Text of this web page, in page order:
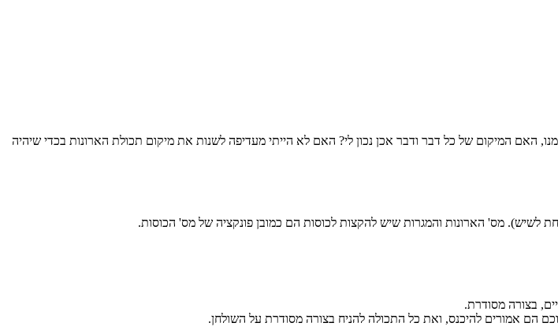
המיקום של כל דבר ודבר אכן נכון לי? האם לא הייתי מעדיפה לשנות את מיקום תכולת הארונות בכדי שיהיה
לשיש). מס' הארונות והמגרות שיש להקצות לכוסות הם כמובן פונקציה של מס' הכוסות.
בצורה מסודרת.
הם אמורים להיכנס, ואת כל התכולה להניח בצורה מסודרת על השולחן.